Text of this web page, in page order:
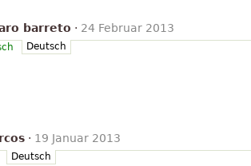
barreto · 24 Februar 2013
Deutsch
· 19 Januar 2013
Deutsch